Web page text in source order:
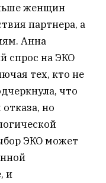
женщин
партнера, а
Анна
спрос на ЭКО
тех, кто не
что
но
ЭКО может
и